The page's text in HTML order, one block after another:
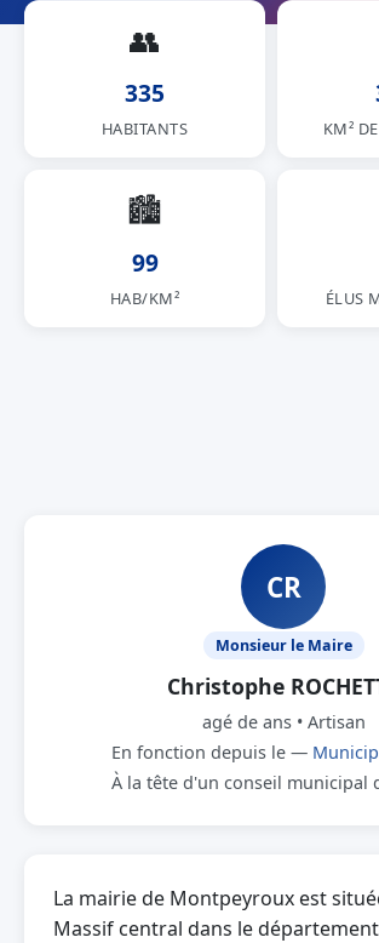
👥
335
HABITANTS KM²
🏙
99
HAB/KM² ÉLUS
CR
Monsieur le Maire
Christophe
agé de ans • Artisan
En fonction depuis le —
À la tête d'un conseil municipal
La mairie de Montpeyroux est
Massif central dans le